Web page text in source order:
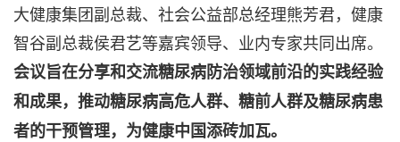
大健康集团副总裁、社会公益部总经理熊芳君，健康
智谷副总裁侯君艺等嘉宾领导、业内专家共同出席。
会议旨在分享和交流糖尿病防治领域前沿的实践经验
和成果，推动糖尿病高危人群、糖前人群及糖尿病患
者的干预管理，为健康中国添砖加瓦。